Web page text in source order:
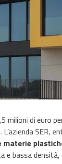
milioni di euro
. L’azienda SER,
materie
e bassa